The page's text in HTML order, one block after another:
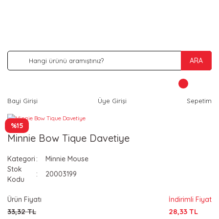
ARA
Bayi Girişi Üye Girişi Sepetim
%15
Minnie Bow Tique Davetiye
Kategori
Minnie Mouse
Stok
Kodu
20003199
Ürün Fiyatı
33,32 TL
İndirimli Fiyat
28,33 TL